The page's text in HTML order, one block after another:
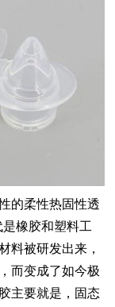
的柔性热固性透
是橡胶和塑料工
料被研发出来，
而变成了如今极
主要就是， 固态